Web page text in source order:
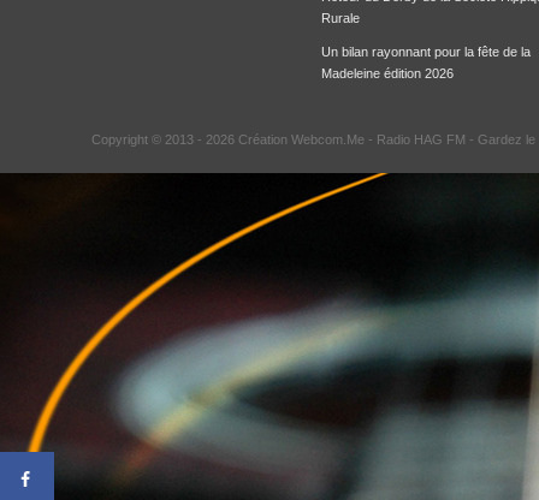
Rurale
Un bilan rayonnant pour la fête de la
Madeleine édition 2026
Copyright © 2013 - 2026 Création Webcom.Me - Radio HAG FM - Gardez le